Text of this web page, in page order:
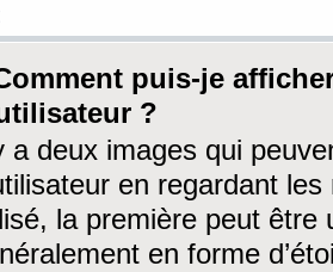
puis-je
?
a deux images qui
en regardant
la première peut être
en forme